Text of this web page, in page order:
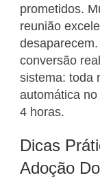
prometidos.
reunião
conversão
sistema: toda
automática
4 horas.
Dicas
Adoção